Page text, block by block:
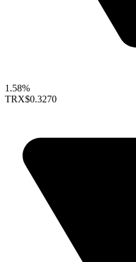
1.58%
TRX$0.3270